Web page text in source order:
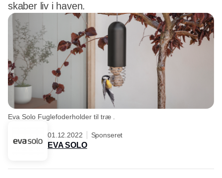
skaber liv i haven.
Eva Solo Fuglefoderholder til træ .
01.12.2022 Sponseret
EVA SOLO